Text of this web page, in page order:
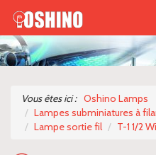
Vous êtes ici : Oshino Lamps
Lampes subminiatures à
Lampe sortie fil
T-1 1/2